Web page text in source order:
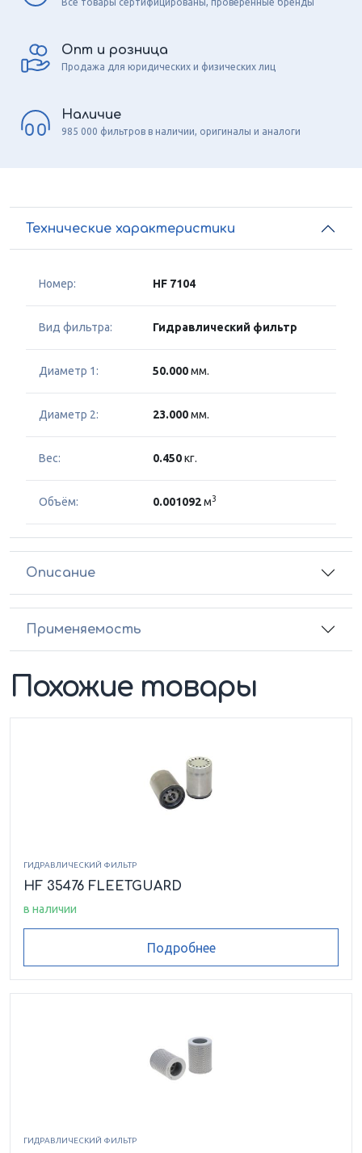
Опт и розница
Продажа для юридических и физических лиц
Наличие
985 000 фильтров в наличии, оригиналы и аналоги
Технические характеристики
Номер: HF 7104
Вид фильтра: Гидравлический фильтр
Диаметр 1: 50.000мм.
Диаметр 2: 23.000мм.
Вес: 0.450кг.
Объём: 0.001092м3
Описание
Применяемость
Похожие товары
ГИДРАВЛИЧЕСКИЙ ФИЛЬТР
HF 35476 FLEETGUARD
в наличии
Подробнее
ГИДРАВЛИЧЕСКИЙ ФИЛЬТР